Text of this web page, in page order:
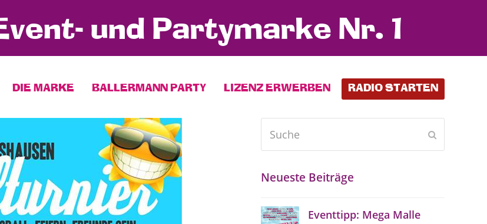
und Partymarke Nr. 1
DIE MARKE BALLERMANN PARTY LIZENZ ERWERBEN RADIO STARTEN
Neueste Beiträge
Eventtipp: Mega Malle